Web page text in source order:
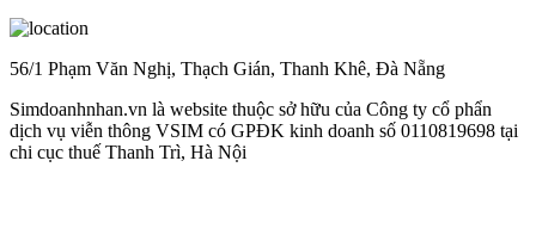
56/1 Phạm Văn Nghị, Thạch Gián, Thanh Khê, Đà Nẵng
Simdoanhnhan.vn là website thuộc sở hữu của Công ty cổ phẩn
dịch vụ viễn thông VSIM có GPĐK kinh doanh số 0110819698 tại
chi cục thuế Thanh Trì, Hà Nội